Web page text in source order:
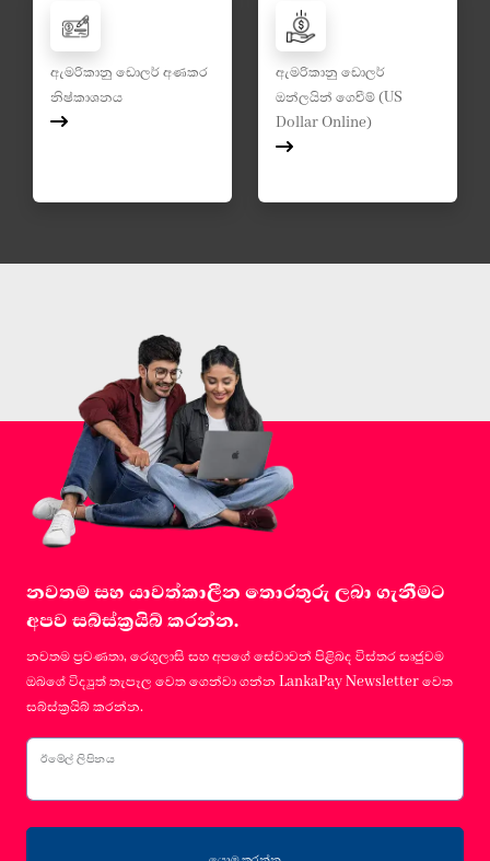
ඇමරිකානු ඩොලර් අණකර
නිෂ්කාශනය
ඇමරිකානු ඩොලර්
ඔන්ලයින් ගෙවීම් (US
Dollar Online)
නවතම සහ යාවත්කාලීන තොරතුරු ලබා ගැනීමට
අපව සබ්ස්ක්‍රයිබ් කරන්න.
නවතම ප්‍රවණතා, රෙගුලාසි සහ අපගේ සේවාවන් පිළිබද විස්තර සෘජුවම
ඔබගේ විද්‍යුත් තැපෑල වෙත ගෙන්වා ගන්න LankaPay Newsletter වෙත
සබ්ස්ක්‍රයිබ් කරන්න.
ඊමේල් ලිපිනය